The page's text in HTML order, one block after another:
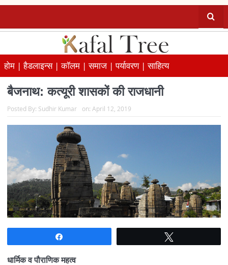
होम |हैडलाइन्स |कॉलम |समाज |पर्यावरण |साहित्य
बैजनाथ: कत्यूरी शासकों की राजधानी
Posted By: Sudhir Kumar on: April 12, 2019
धार्मिक व पौराणिक महत्व